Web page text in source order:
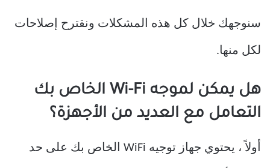
سنوجهك خلال كل هذه المشكلات ونقترح إصلاحات
لكل منها.
هل يمكن لموجه Wi-Fi الخاص بك
التعامل مع العديد من الأجهزة؟
أولاً ، يحتوي جهاز توجيه WiFi الخاص بك على حد